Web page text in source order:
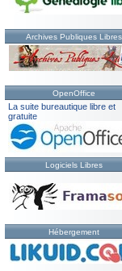
Archives Publiques Libres
OpenOffice
La suite bureautique libre et
gratuite
Logiciels Libres
Hébergement